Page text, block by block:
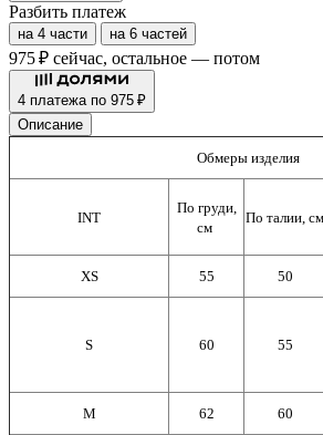
Разбить платеж
на 4 части на 6 частей
975 ₽ сейчас, остальное — потом
4 платежа по 975 ₽
Описание
Обмеры изделия
INT
По груди,
см
По талии, см
XS 55 50
S 60 55
M 62 60